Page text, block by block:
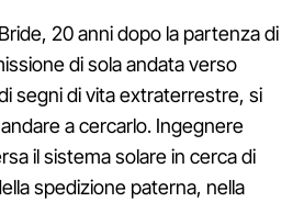
20 anni dopo la partenza di
di sola andata verso
segni di vita extraterrestre, si
a cercarlo. Ingegnere
il sistema solare in cerca di
spedizione paterna, nella